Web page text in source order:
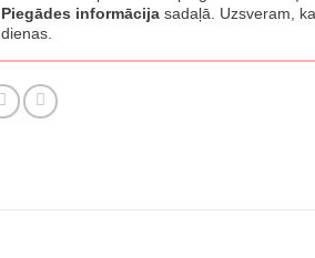
Piegādes informācija sadaļā. Uzsveram,
dienas.